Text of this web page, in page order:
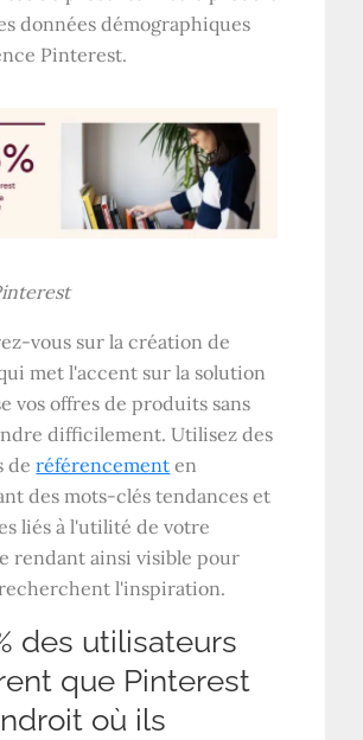
données démographiques
Pinterest.
vous sur la création de
met l'accent sur la solution
vos offres de produits sans
difficilement. Utilisez des
deréférencement en
des mots-clés tendances et
liés à l'utilité de votre
rendant ainsi visible pour
l'inspiration.
des utilisateurs
que Pinterest
où ils